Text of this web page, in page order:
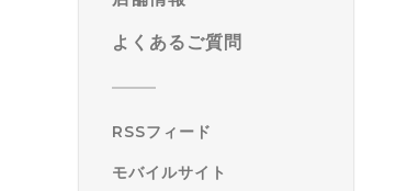
よくあるご質問
RSSフィード
モバイルサイト